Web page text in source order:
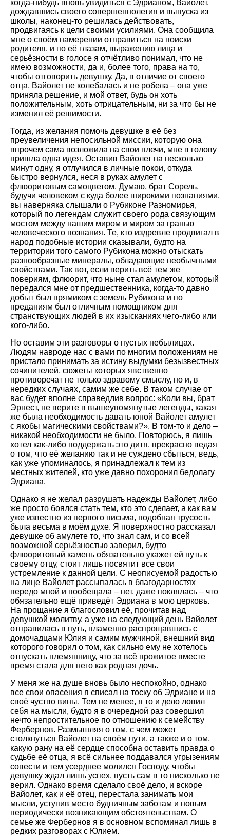
когда-нибудь вновь увидиться с Эдрианом, Вайолет,
дождавшись своего совершеннолетия и выпуска из
школы, наконец-то решилась действовать,
продвигаясь к цели своими усилиями. Она сообщила
мне о своём намерении отправиться на поиски
родителя, и по её глазам, выражению лица и
серьёзности в голосе я отчётливо понимал, что не
имею возможности, да и, более того, права на то,
чтобы отговорить девушку. Да, в отличие от своего
отца, Вайолет не колебалась и не робела – она уже
приняла решение, и мой ответ, будь он хоть
положительным, хоть отрицательным, ни за что бы не
изменил её решимости.
Тогда, из желания помочь девушке в её без
преувеличения непосильной миссии, которую она
впрочем сама возложила на свои плечи, мне в голову
пришла одна идея. Оставив Вайолет на несколько
минут одну, я отлучился в личные покои, откуда
быстро вернулся, неся в руках амулет с
флюоритовым самоцветом. Думаю, брат Сорель,
будучи человеком с куда более широкими познаниями,
вы наверняка слышали о Рубиконе Разномирья,
который по легендам служит своего рода связующим
мостом между нашим миром и миром за гранью
человеческого познания. Те, кто издревле продвигал в
народ подобные истории сказывали, будто на
территории того самого Рубикона можно отыскать
разнообразные минералы, обладающие необычными
свойствами. Так вот, если верить всё тем же
повериям, флюорит, что ныне стал амулетом, который
передался мне от предшественника, когда-то давно
добыт был прямиком с земель Рубикона и по
преданиям был отличным помощником для
странствующих людей в их изысканиях чего-либо или
кого-либо.
Но оставим эти разговоры о пустых небылицах.
Людям навроде нас с вами по многим положениям не
пристало принимать за истину выдумки безызвестных
сочинителей, сюжеты которых явственно
противоречат не только здравому смыслу, но и, в
нередких случаях, самим же себе. В таком случае от
вас будет вполне справедлив вопрос: «Коли вы, брат
Эрнест, не верите в вышеупомянутые легенды, какая
же была необходимость давать юной Вайолет амулет
с якобы магическими свойствами?». В том-то и дело –
никакой необходимости не было. Повторюсь, я лишь
хотел как-либо поддержать это дитя, прекрасно ведая
о том, что её желанию так и не суждено сбыться, ведь,
как уже упоминалось, я принадлежал к тем из
местных жителей, кто уже давно похоронил бедолагу
Эдриана.
Однако я не желал разрушать надежды Вайолет, либо
же просто боялся стать тем, кто это сделает, а как вам
уже известно из первого письма, подобная трусость
была весьма в моём духе. Я поверхностно рассказал
девушке об амулете то, что знал сам, и со всей
возможной серьёзностью заверил, будто
флюоритовый камень обязательно укажет ей путь к
своему отцу, стоит лишь посвятит все свои
устремление к данной цели. С неописуемой радостью
на лице Вайолет рассыпалась в благодарностях
передо мной и пообещала – нет, даже поклялась – что
обязательно ещё приведёт Эдриана в мою церковь.
На прощание я благословил её, прочитав над
девушкой молитву, а уже на следующий день Вайолет
отправилась в путь, пламенно распрощавшись с
домочадцами Юлия и самим мужчиной, внешний вид
которого говорил о том, как сильно ему не хотелось
отпускать племянницу, что за всё прожитое вместе
время стала для него как родная дочь.
У меня же на душе вновь было неспокойно, однако
все свои опасения я списал на тоску об Эдриане и на
своё чуство вины. Тем не менее, я то и дело ловил
себя на мысли, будто я в очередной раз совершил
нечто непростительное по отношению к семейству
Фербернов. Размышляя о том, с чем может
столкнуться Вайолет на своём пути, а также и о том,
какую рану на её сердце способна оставить правда о
судьбе её отца, я всё сильнее поддавался угрызениям
совести и тем усерднее молился Господу, чтобы
девушку ждал лишь успех, пусть сам в то нисколько не
верил. Однако время сделало своё дело, и вскоре
Вайолет, как и её отец, перестала занимать мои
мысли, уступив место будничным заботам и новым
периодически возникающим обстоятельствам. О
семье же Фербернов я в основном вспоминал лишь в
редких разговорах с Юлием.